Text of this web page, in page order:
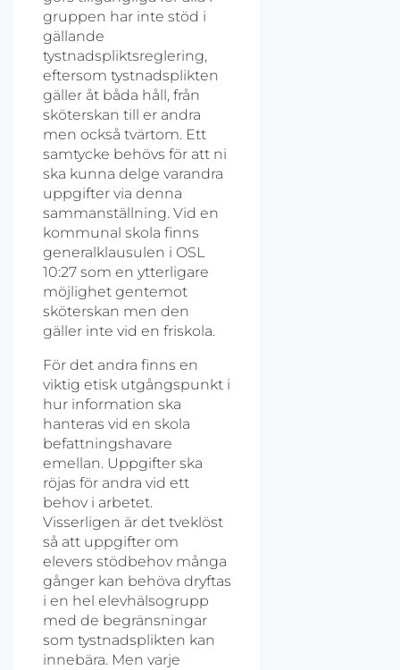
gruppen har inte stöd i
gällande
tystnadspliktsreglering,
eftersom tystnadsplikten
gäller åt båda håll, från
sköterskan till er andra
men också tvärtom. Ett
samtycke behövs för att ni
ska kunna delge varandra
uppgifter via denna
sammanställning. Vid en
kommunal skola finns
generalklausulen i OSL
10:27 som en ytterligare
möjlighet gentemot
sköterskan men den
gäller inte vid en friskola.
För det andra finns en
viktig etisk utgångspunkt i
hur information ska
hanteras vid en skola
befattningshavare
emellan. Uppgifter ska
röjas för andra vid ett
behov i arbetet.
Visserligen är det tveklöst
så att uppgifter om
elevers stödbehov många
gånger kan behöva dryftas
i en hel elevhälsogrupp
med de begränsningar
som tystnadsplikten kan
innebära. Men varje